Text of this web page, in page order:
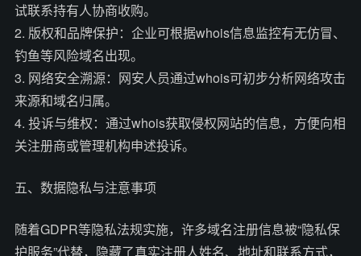
试联系持有人协商收购。
2. 版权和品牌保护：企业可根据whois信息监控有无仿冒、
钓鱼等风险域名出现。
3. 网络安全溯源：网安人员通过whois可初步分析网络攻击
来源和域名归属。
4. 投诉与维权：通过whois获取侵权网站的信息，方便向相
关注册商或管理机构申述投诉。
五、数据隐私与注意事项
随着GDPR等隐私法规实施，许多域名注册信息被“隐私保
护服务”代替，隐藏了真实注册人姓名、地址和联系方式，